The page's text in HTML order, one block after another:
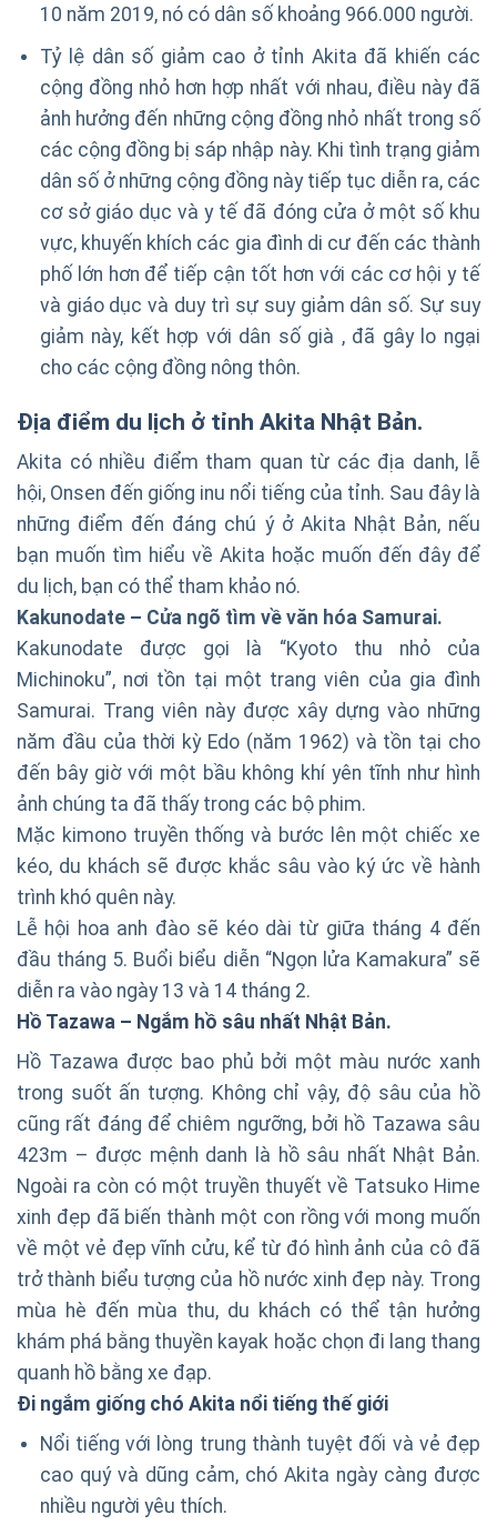
10 năm 2019, nó có dân số khoảng 966.000 người.
Tỷ lệ dân số giảm cao ở tỉnh Akita đã khiến các
cộng đồng nhỏ hơn hợp nhất với nhau, điều này đã
ảnh hưởng đến những cộng đồng nhỏ nhất trong số
các cộng đồng bị sáp nhập này. Khi tình trạng giảm
dân số ở những cộng đồng này tiếp tục diễn ra, các
cơ sở giáo dục và y tế đã đóng cửa ở một số khu
vực, khuyến khích các gia đình di cư đến các thành
phố lớn hơn để tiếp cận tốt hơn với các cơ hội y tế
và giáo dục và duy trì sự suy giảm dân số. Sự suy
giảm này, kết hợp với dân số già , đã gây lo ngại
cho các cộng đồng nông thôn.
Địa điểm du lịch ở tỉnh Akita Nhật Bản.
Akita có nhiều điểm tham quan từ các địa danh, lễ
hội, Onsen đến giống inu nổi tiếng của tỉnh. Sau đây là
những điểm đến đáng chú ý ở Akita Nhật Bản, nếu
bạn muốn tìm hiểu về Akita hoặc muốn đến đây để
du lịch, bạn có thể tham khảo nó.
Kakunodate – Cửa ngõ tìm về văn hóa Samurai.
Kakunodate được gọi là “Kyoto thu nhỏ của
Michinoku”, nơi tồn tại một trang viên của gia đình
Samurai. Trang viên này được xây dựng vào những
năm đầu của thời kỳ Edo (năm 1962) và tồn tại cho
đến bây giờ với một bầu không khí yên tĩnh như hình
ảnh chúng ta đã thấy trong các bộ phim.
Mặc kimono truyền thống và bước lên một chiếc xe
kéo, du khách sẽ được khắc sâu vào ký ức về hành
trình khó quên này.
Lễ hội hoa anh đào sẽ kéo dài từ giữa tháng 4 đến
đầu tháng 5. Buổi biểu diễn “Ngọn lửa Kamakura” sẽ
diễn ra vào ngày 13 và 14 tháng 2.
Hồ Tazawa – Ngắm hồ sâu nhất Nhật Bản.
Hồ Tazawa được bao phủ bởi một màu nước xanh
trong suốt ấn tượng. Không chỉ vậy, độ sâu của hồ
cũng rất đáng để chiêm ngưỡng, bởi hồ Tazawa sâu
423m – được mệnh danh là hồ sâu nhất Nhật Bản.
Ngoài ra còn có một truyền thuyết về Tatsuko Hime
xinh đẹp đã biến thành một con rồng với mong muốn
về một vẻ đẹp vĩnh cửu, kể từ đó hình ảnh của cô đã
trở thành biểu tượng của hồ nước xinh đẹp này. Trong
mùa hè đến mùa thu, du khách có thể tận hưởng
khám phá bằng thuyền kayak hoặc chọn đi lang thang
quanh hồ bằng xe đạp.
Đi ngắm giống chó Akita nổi tiếng thế giới
Nổi tiếng với lòng trung thành tuyệt đối và vẻ đẹp
cao quý và dũng cảm, chó Akita ngày càng được
nhiều người yêu thích.